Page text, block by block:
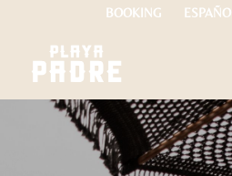
BOOKING ESPAÑOL